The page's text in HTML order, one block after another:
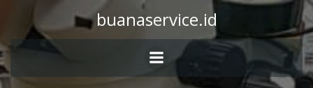
buanaservice.id